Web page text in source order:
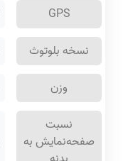
GPS
نسخه بلوتوث
وزن
نسبت
صفحه‌نمایش به